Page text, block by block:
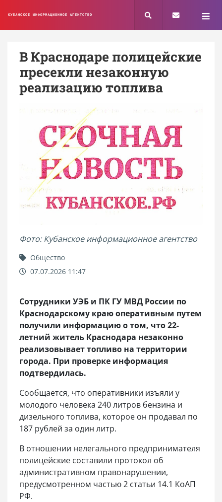
КУБАНСКОЕ ИНФОРМАЦИОННОЕ АГЕНТСТВО
В Краснодаре полицейские
пресекли незаконную
реализацию топлива
Фото: Кубанское информационное агентство
Общество
07.07.2026 11:47
Сотрудники УЭБ и ПК ГУ МВД России по
Краснодарскому краю оперативным путем
получили информацию о том, что 22-
летний житель Краснодара незаконно
реализовывает топливо на территории
города. При проверке информация
подтвердилась.
Сообщается, что оперативники изъяли у
молодого человека 240 литров бензина и
дизельного топлива, которое он продавал по
187 рублей за один литр.
В отношении нелегального предпринимателя
полицейские составили протокол об
административном правонарушении,
предусмотренном частью 2 статьи 14.1 КоАП
РФ.